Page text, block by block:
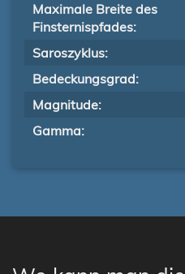
Maximale Breite des
Finsternispfades:
Saroszyklus:
Bedeckungsgrad:
Magnitude:
Gamma: